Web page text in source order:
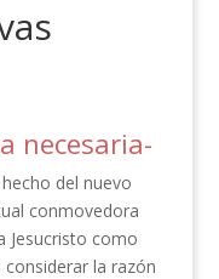
necesaria-
del nuevo
conmovedora
Jesucristo como
la razón